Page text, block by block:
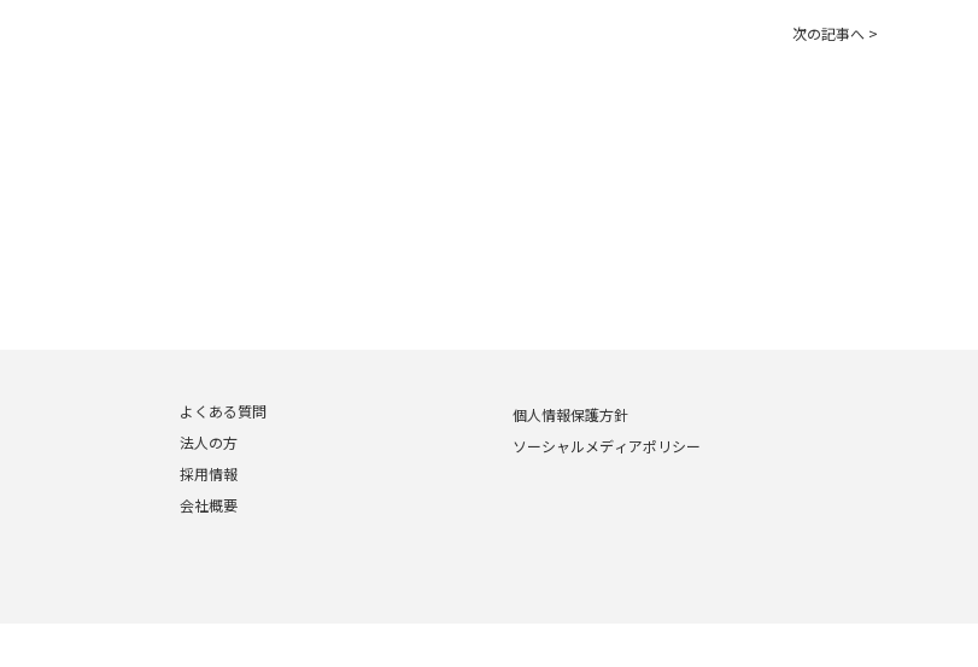
次の記事へ >
よくある質問
法人の方
採用情報
会社概要
個人情報保護方針
ソーシャルメディアポリシー